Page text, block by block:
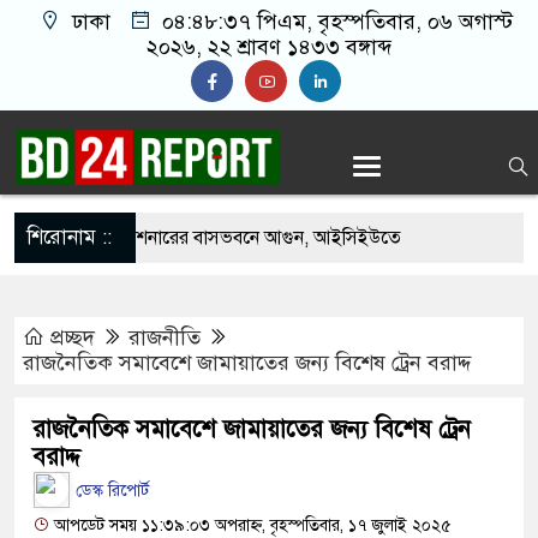
ঢাকা ০৪:৪৮:৩৮ পিএম, বৃহস্পতিবার, ০৬ অগাস্ট
২০২৬, ২২ শ্রাবণ ১৪৩৩ বঙ্গাব্দ
শিরোনাম ::হাইকমিশনারের বাসভবনে আগুন, আইসিইউতে
মামলায় গ্রেপ্তার মডেল সিমু
ফ্রি ফায়র গেম নিয়ে বিরোধে শিশু আবির হত্যা: দুই
প্রচ্ছদ
রাজনীতি
রাজনৈতিক সমাবেশে জামায়াতের জন্য বিশেষ ট্রেন বরাদ্দ
রাজনৈতিক সমাবেশে জামায়াতের জন্য বিশেষ ট্রেন
বরাদ্দ
ডেস্ক রিপোর্ট
আপডেট সময় ১১:৩৯:০৩ অপরাহ্ন, বৃহস্পতিবার, ১৭ জুলাই ২০২৫